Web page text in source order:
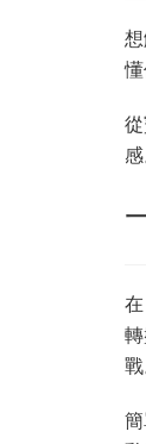
感
戰